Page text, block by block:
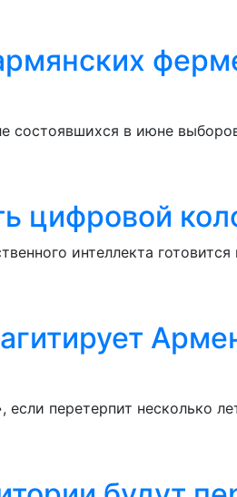
в июне
цифровой
интеллекта
перетерпит несколько